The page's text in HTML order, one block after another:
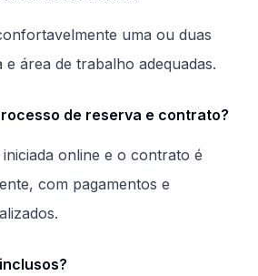
uma ou duas
e área de trabalho adequadas.
de reserva e contrato?
online e o contrato é
com pagamentos e